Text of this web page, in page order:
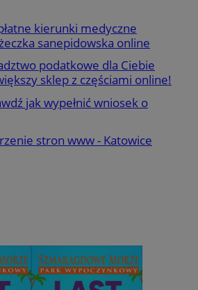
kierunki medyczne
sanepidowska online
podatkowe dla Ciebie
sklep z częściami online!
jak wypełnić wniosek o
stron www - Katowice